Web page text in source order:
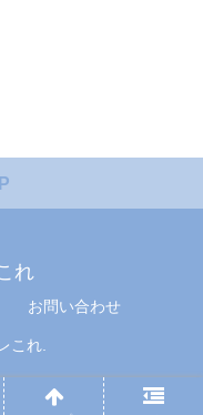
れ
お問い合わせ
これ.